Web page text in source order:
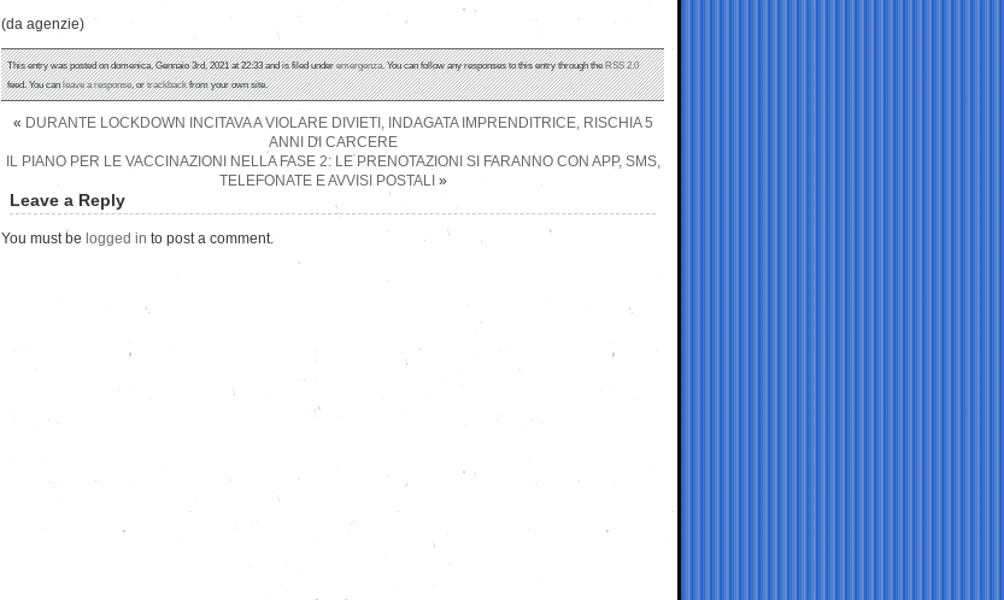
(da agenzie)
This entry was posted on domenica, Gennaio 3rd, 2021 at 22:33 and is filed underemergenza. You can follow any responses to this entry through theRSS 2.0
feed. You canleave a response, ortrackbackfrom your own site.
« DURANTE LOCKDOWN INCITAVA A VIOLARE DIVIETI, INDAGATA IMPRENDITRICE, RISCHIA 5
ANNI DI CARCERE
IL PIANO PER LE VACCINAZIONI NELLA FASE 2: LE PRENOTAZIONI SI FARANNO CON APP, SMS,
TELEFONATE E AVVISI POSTALI »
Leave a Reply
You must be logged in to post a comment.